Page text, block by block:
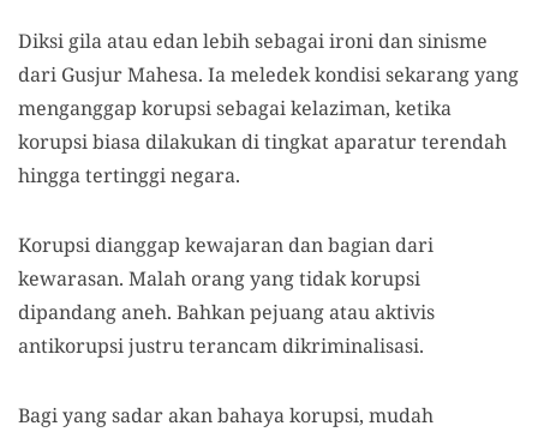
Diksi gila atau edan lebih sebagai ironi dan sinisme
dari Gusjur Mahesa. Ia meledek kondisi sekarang yang
menganggap korupsi sebagai kelaziman, ketika
korupsi biasa dilakukan di tingkat aparatur terendah
hingga tertinggi negara.
Korupsi dianggap kewajaran dan bagian dari
kewarasan. Malah orang yang tidak korupsi
dipandang aneh. Bahkan pejuang atau aktivis
antikorupsi justru terancam dikriminalisasi.
Bagi yang sadar akan bahaya korupsi, mudah